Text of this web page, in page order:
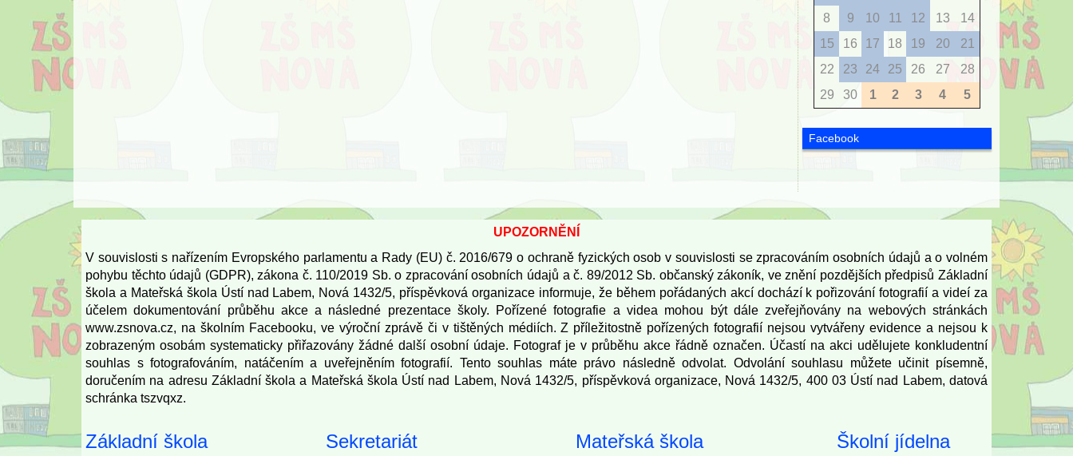
8
9 10 11 12 13
14
15
16 17 18 19 20
21
22
23 24 25 26 27
28
29
30 1 2 3 4 5
Facebook
UPOZORNĚNÍ
V souvislosti s nařízením Evropského parlamentu a Rady (EU) č. 2016/679 o ochraně fyzických osob v souvislosti se zpracováním osobních údajů a o volném
pohybu těchto údajů (GDPR), zákona č. 110/2019 Sb. o zpracování osobních údajů a č. 89/2012 Sb. občanský zákoník, ve znění pozdějších předpisů Základní
škola a Mateřská škola Ústí nad Labem, Nová 1432/5, příspěvková organizace informuje, že během pořádaných akcí dochází k pořizování fotografií a videí za
účelem dokumentování průběhu akce a následné prezentace školy. Pořízené fotografie a videa mohou být dále zveřejňovány na webových stránkách
www.zsnova.cz, na školním Facebooku, ve výroční zprávě či v tištěných médiích. Z příležitostně pořízených fotografií nejsou vytvářeny evidence a nejsou k
zobrazeným osobám systematicky přiřazovány žádné další osobní údaje. Fotograf je v průběhu akce řádně označen. Účastí na akci udělujete konkludentní
souhlas s fotografováním, natáčením a uveřejněním fotografií. Tento souhlas máte právo následně odvolat. Odvolání souhlasu můžete učinit písemně,
doručením na adresu Základní škola a Mateřská škola Ústí nad Labem, Nová 1432/5, příspěvková organizace, Nová 1432/5, 400 03 Ústí nad Labem, datová
schránka tszvqxz.
Základní škola Sekretariát Mateřská škola Školní jídelna